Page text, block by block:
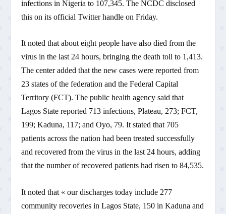
infections in Nigeria to 107,345. The NCDC disclosed
this on its official Twitter handle on Friday.
It noted that about eight people have also died from the
virus in the last 24 hours, bringing the death toll to 1,413.
The center added that the new cases were reported from
23 states of the federation and the Federal Capital
Territory (FCT). The public health agency said that
Lagos State reported 713 infections, Plateau, 273; FCT,
199; Kaduna, 117; and Oyo, 79. It stated that 705
patients across the nation had been treated successfully
and recovered from the virus in the last 24 hours, adding
that the number of recovered patients had risen to 84,535.
It noted that « our discharges today include 277
community recoveries in Lagos State, 150 in Kaduna and